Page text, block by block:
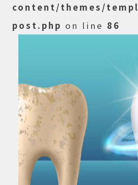
content/themes/
post.php on line 86